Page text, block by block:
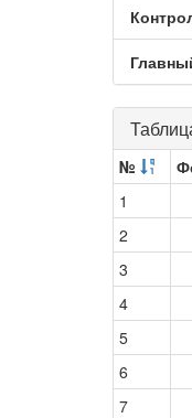
№
1
2
3
4
5
6
7